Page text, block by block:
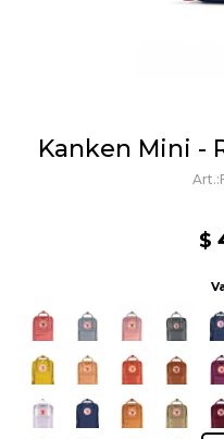
Kanken Mini -
$